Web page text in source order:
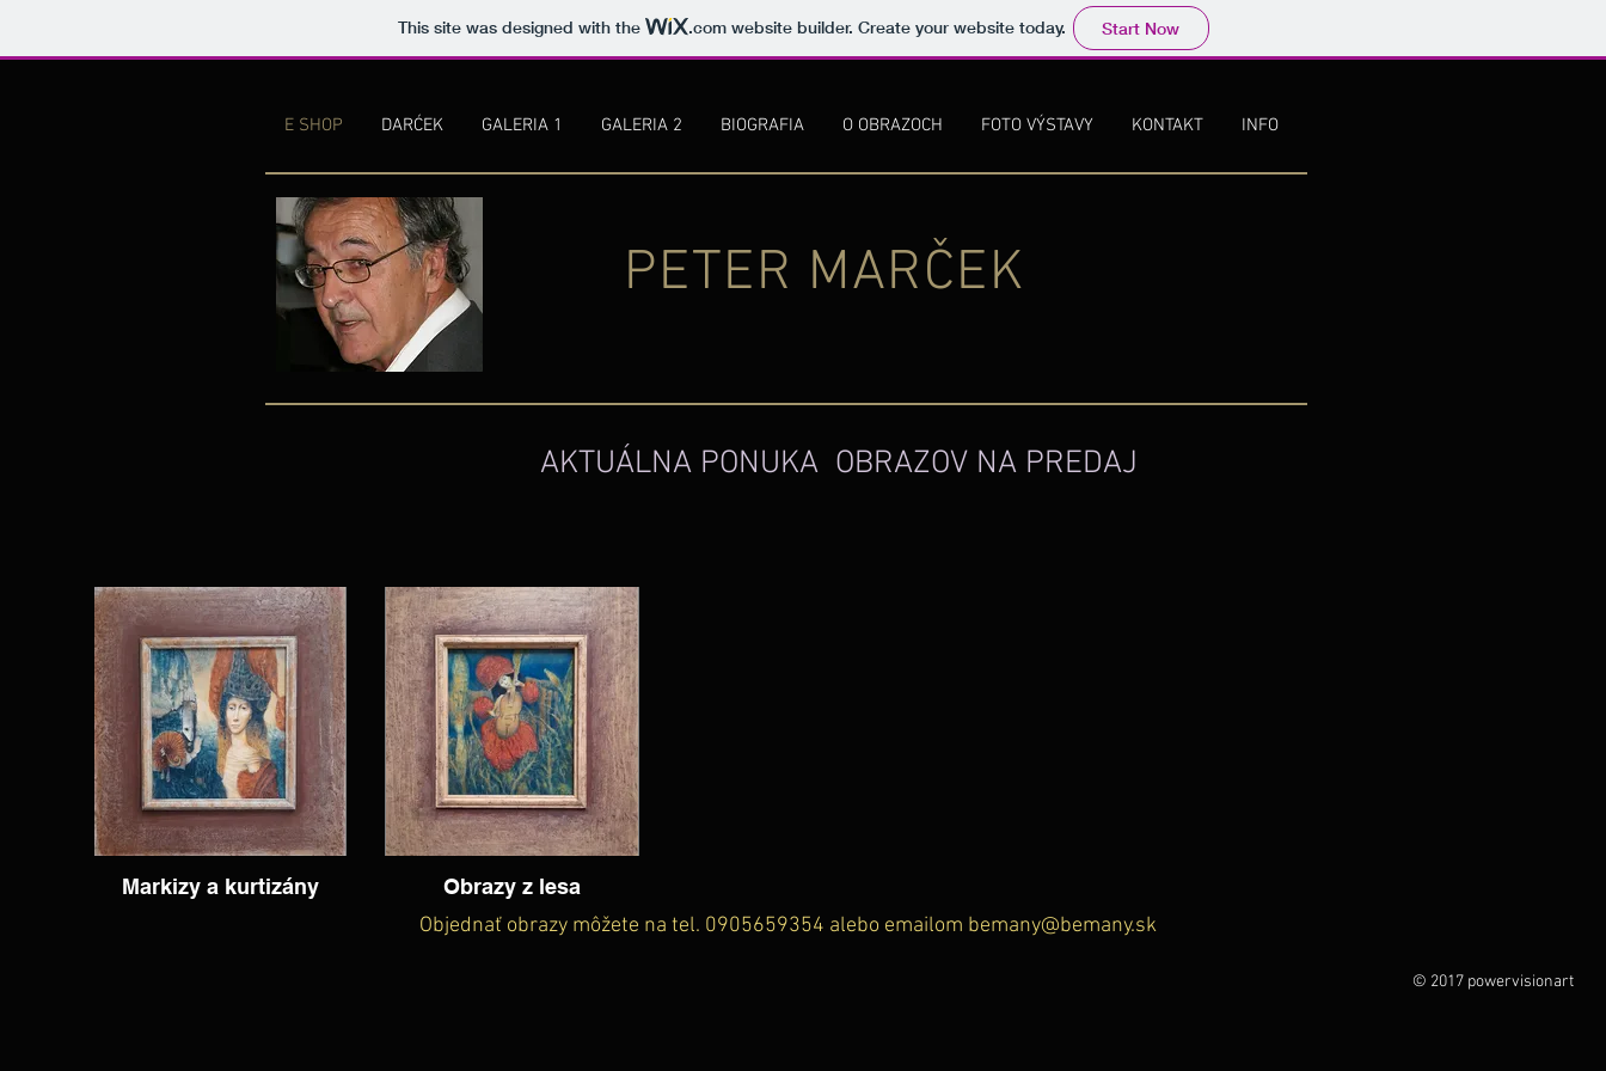
This site was designed with the .comwebsite builder. Create your website today. Start Now
E SHOP DARĆEK GALERIA 1 GALERIA 2 BIOGRAFIA O OBRAZOCH FOTO VÝSTAVY KONTAKT INFO
PETER MARČEK
AKTUÁLNA PONUKA OBRAZOV NA PREDAJ
Markizy a kurtizány
Obrazy z lesa
Objednať obrazy môžete na tel. 0905659354 alebo emailom bemany@bemany.sk
© 2017 powervisionart